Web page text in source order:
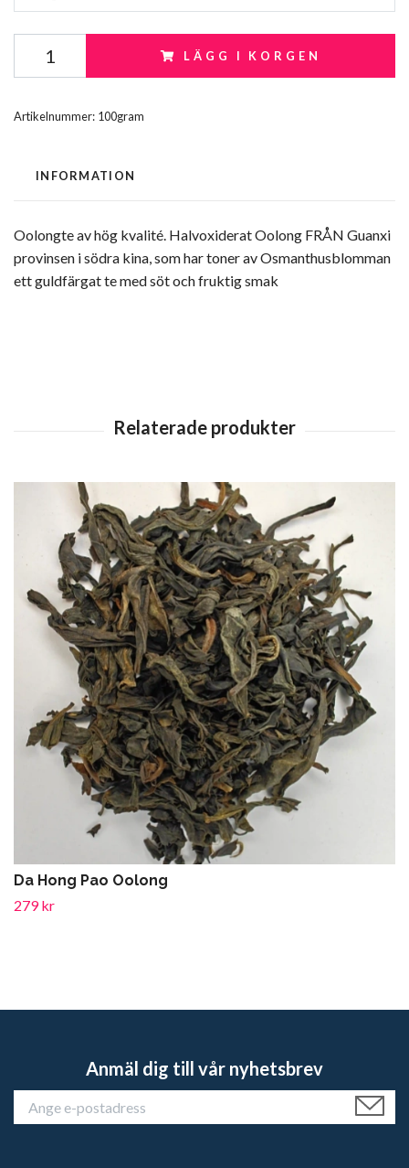
LÄGG I KORGEN
Artikelnummer: 100gram
INFORMATION
Oolongte av hög kvalité. Halvoxiderat Oolong FRÅN Guanxi
provinsen i södra kina, som har toner av Osmanthusblomman
ett guldfärgat te med söt och fruktig smak
Da Hong Pao Oolong
279 kr
Anmäl dig till vår nyhetsbrev